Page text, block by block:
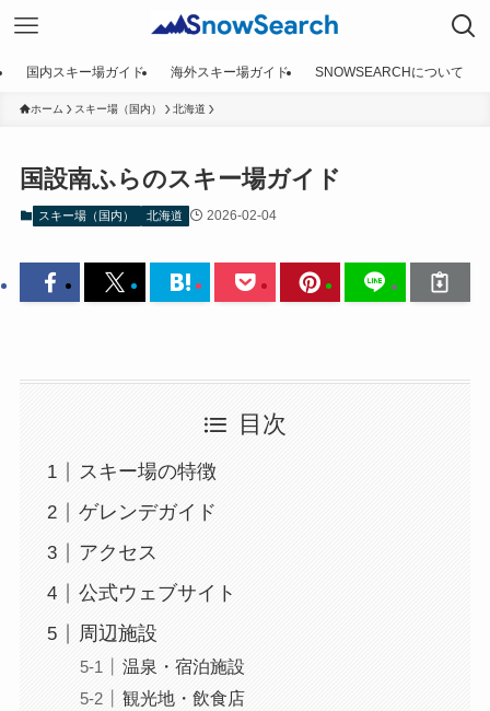
国内スキー場ガイド 海外スキー場ガイド SNOWSEARCHについて
ホーム スキー場（国内） 北海道
国設南ふらのスキー場ガイド
スキー場（国内） 北海道 2026-02-04
目次
スキー場の特徴
ゲレンデガイド
アクセス
公式ウェブサイト
周辺施設
温泉・宿泊施設
観光地・飲食店